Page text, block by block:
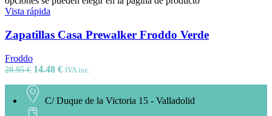
Vista rápida
Zapatillas Casa Prewalker Froddo Verde
Froddo
28.95€ 14.48 € IVA inc.
C/ Duque de la Victoria 15 - Valladolid